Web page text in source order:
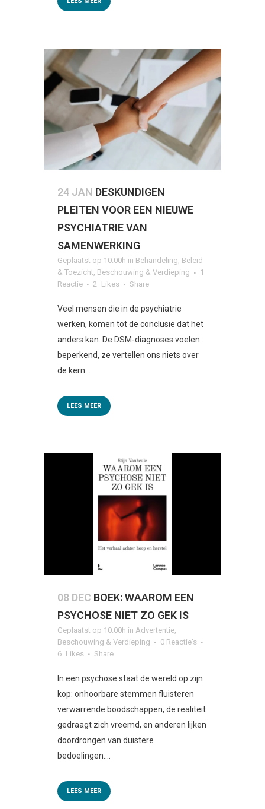
24 JAN DESKUNDIGEN
PLEITEN VOOR EEN NIEUWE
PSYCHIATRIE VAN
SAMENWERKING
Geplaatst op 10:00h in Behandeling, Beleid
& Toezicht, Beschouwing & Verdieping
1
Reactie
2 Likes Share
Veel mensen die in de psychiatrie
werken, komen tot de conclusie dat het
anders kan. De DSM-diagnoses voelen
beperkend, ze vertellen ons niets over
de kern...
LEES MEER
08 DEC BOEK: WAAROM EEN
PSYCHOSE NIET ZO GEK IS
Geplaatst op 10:00h in Advertentie
Beschouwing & Verdieping
0 Reactie's
6 Likes Share
In een psychose staat de wereld op zijn
kop: onhoorbare stemmen fluisteren
verwarrende boodschappen, de realiteit
gedraagt zich vreemd, en anderen lijken
doordrongen van duistere
bedoelingen....
LEES MEER